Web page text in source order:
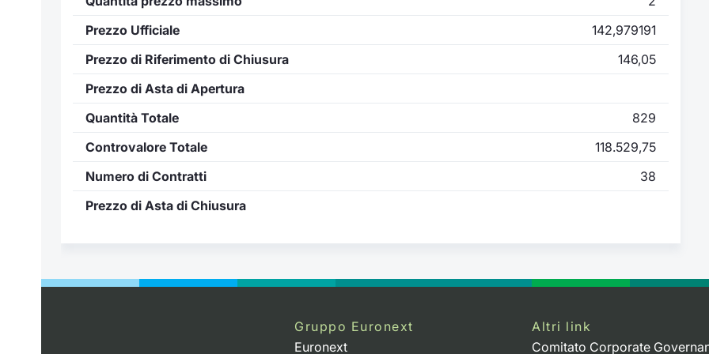
Prezzo Ufficiale
142,979191
Prezzo di Riferimento di Chiusura
146,05
Prezzo di Asta di Apertura
Quantità Totale
829
Controvalore Totale
118.529,75
Numero di Contratti
38
Prezzo di Asta di Chiusura
Gruppo Euronext
Euronext
Altri link
Comitato Corporate